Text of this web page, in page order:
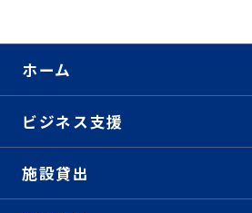
ホーム
ビジネス支援
施設貸出